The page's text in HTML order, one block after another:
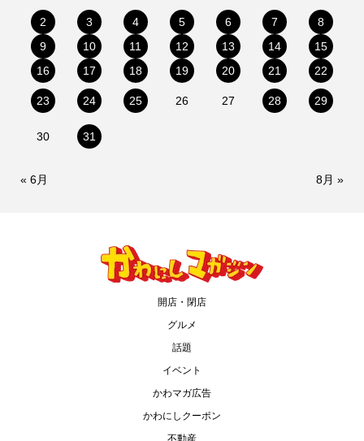
2 3 4 5 6 7
8
9
10 11 12 13 14
15
16
17 18 19 20 21 22
23 24 25 26 27 28 29
30 31
« 6月 8月 »
開店・閉店
グルメ
話題
イベント
かわマガ広告
かわにしクーポン
不動産